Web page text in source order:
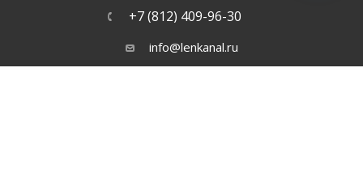
+7 (812) 409-96-30
info@lenkanal.ru